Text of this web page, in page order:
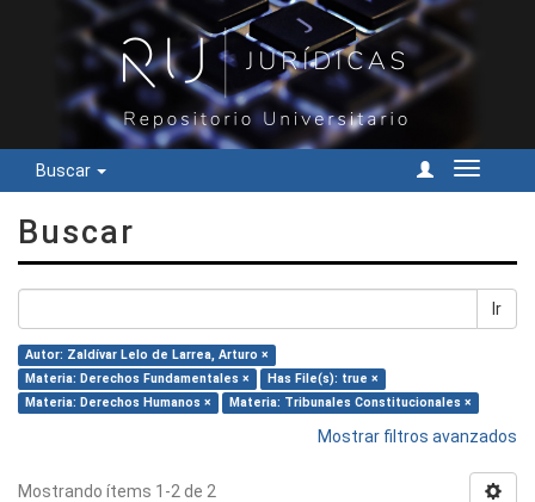
Buscar
Cambiar
Buscar
Ir
Autor: Zaldívar Lelo de Larrea, Arturo ×
Materia: Derechos Fundamentales ×
Has File(s): true ×
Materia: Derechos Humanos ×
Materia: Tribunales Constitucionales ×
Mostrar filtros avanzados
Mostrando ítems 1-2 de 2